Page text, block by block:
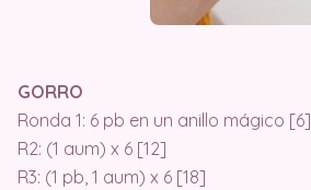
GORRO
Ronda 1: 6 pb en un anillo mágico [6]
R2: (1 aum) x 6 [12]
R3: (1 pb, 1 aum) x 6 [18]